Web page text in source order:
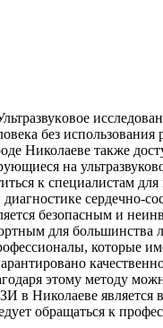
без использования
Николаеве также
на
к специалистам
сердечно-
безопасным и
для большинства
которые
этому методу
в Николаеве
обращаться к